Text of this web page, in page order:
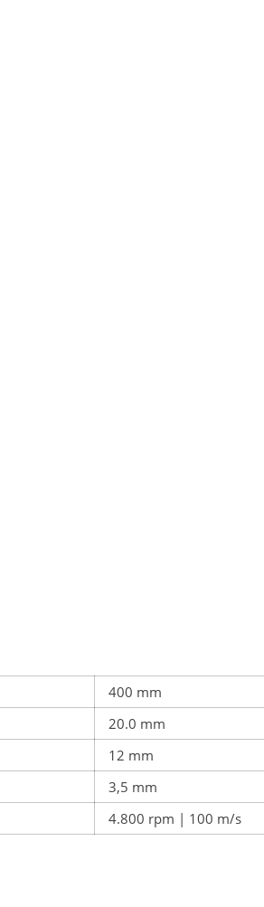
400
20.0 mm
12 mm
3,5 mm
4.800 rpm | 100 m/s